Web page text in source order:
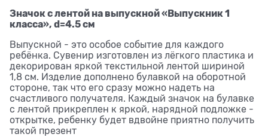
Значок с лентой на выпускной «Выпускник 1
класса», d=4.5 см
Выпускной - это особое событие для каждого
ребёнка. Сувенир изготовлен из лёгкого пластика и
декорирован яркой текстильной лентой шириной
1,8 см. Изделие дополнено булавкой на оборотной
стороне, так что его сразу можно надеть на
счастливого получателя. Каждый значок на булавке
с лентой прикреплен к яркой, нарядной подложке -
открытке, ребенку будет вдвойне приятно получить
такой презент